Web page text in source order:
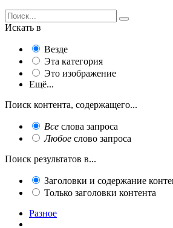
Искать в
Везде
Эта категория
Это изображение
Ещё...
Поиск контента, содержащего...
Все слова запроса
Любое слово запроса
Поиск результатов в...
Заголовки и содержание
Только заголовки контента
Разное